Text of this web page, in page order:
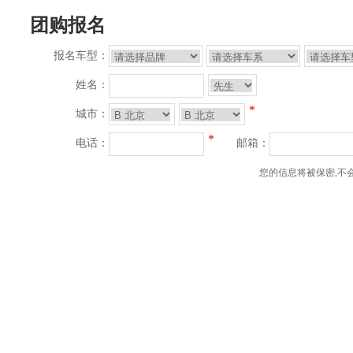
团购报名
报名车型：
姓名：
城市： *
电话： * 邮箱：
您的信息将被保密,不